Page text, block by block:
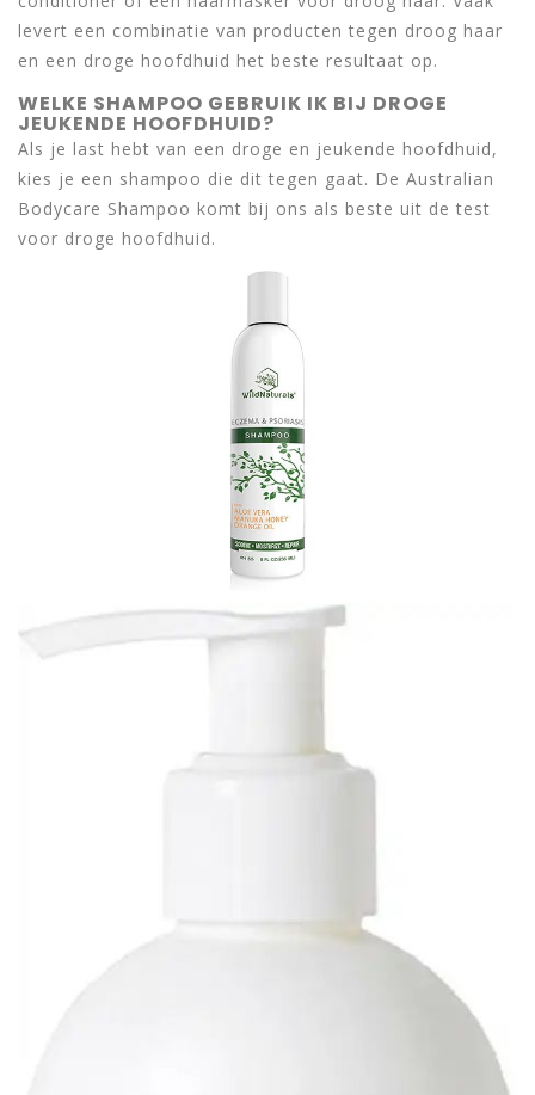
levert een combinatie van producten tegen droog haar
en een droge hoofdhuid het beste resultaat op.
WELKE SHAMPOO GEBRUIK IK BIJ DROGE
JEUKENDE HOOFDHUID?
Als je last hebt van een droge en jeukende hoofdhuid,
kies je een shampoo die dit tegen gaat. De Australian
Bodycare Shampoo komt bij ons als beste uit de test
voor droge hoofdhuid.